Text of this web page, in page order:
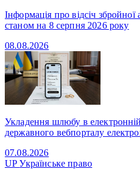
Інформація про відсіч збройної
станом на 8 серпня 2026 року
08.08.2026
Укладення шлюбу в
державного вебпорталу
07.08.2026
UPУкраїнське право